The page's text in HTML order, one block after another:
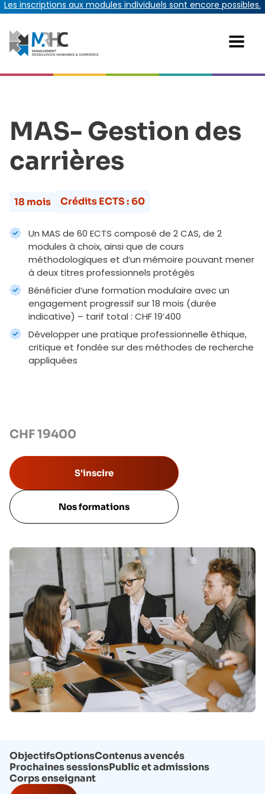
Les inscriptions aux modules individuels sont encore possibles.
MAS- Gestion des
carrières
18 mois Crédits ECTS :60
Un MAS de 60 ECTS composé de 2 CAS, de 2
modules à choix, ainsi que de cours
méthodologiques et d’un mémoire pouvant mener
à deux titres professionnels protégés
Bénéficier d’une formation modulaire avec un
engagement progressif sur 18 mois (durée
indicative) – tarif total : CHF 19’400
Développer une pratique professionnelle éthique,
critique et fondée sur des méthodes de recherche
appliquées
CHF19400
S'inscire
Nos formations
ObjectifsOptionsContenus avencés
Prochaines sessionsPublic et admissions
Corps enseignant